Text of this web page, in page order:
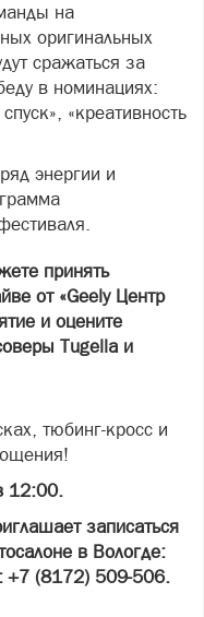
на
оригинальных
сражаться за
в номинациях:
«креативность
энергии и
принять
от «Geely Центр
и оцените
Tugella и
тюбинг-кросс и
12:00.
записаться
в Вологде:
+7 (8172) 509-506.